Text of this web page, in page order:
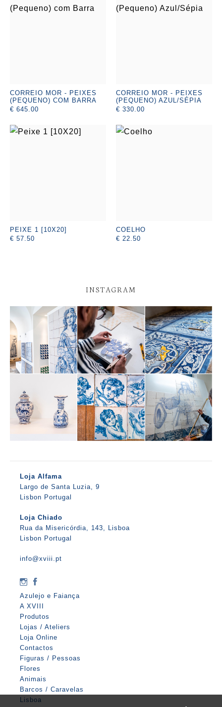
CORREIO MOR - PEIXES
(PEQUENO) COM BARRA
€ 645.00
CORREIO MOR - PEIXES
(PEQUENO) AZUL/SÉPIA
€ 330.00
PEIXE 1 [10X20]
€ 57.50
COELHO
€ 22.50
INSTAGRAM
Loja Alfama
Largo de Santa Luzia, 9
Lisbon Portugal
Loja Chiado
Rua da Misericórdia, 143, Lisboa
Lisbon Portugal
info@xviii.pt
Azulejo e Faiança
A XVIII
Produtos
Lojas / Ateliers
Loja Online
Contactos
Figuras / Pessoas
Flores
Animais
Barcos / Caravelas
Lisboa